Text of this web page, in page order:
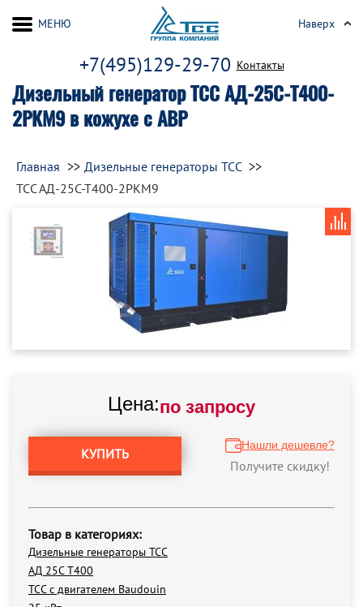
Дизельный генератор ТСС АД-25С-Т400-
2РКМ9 в кожухе с АВР
+7(495)129-29-70 Контакты
МЕНЮ Наверх
Главная
Дизельные генераторы ТСС
ТСС АД-25С-Т400-2РКМ9
Цена:по запросу
КУПИТЬ
Нашли дешевле?
Получите скидку!
Товар в категориях:
Дизельные генераторы ТСС
АД 25С Т400
ТСС с двигателем Baudouin